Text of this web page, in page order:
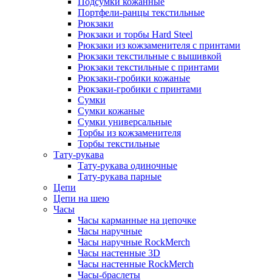
Портфели-ранцы текстильные
Рюкзаки
Рюкзаки и торбы Hard Steel
Рюкзаки из кожзаменителя с принтами
Рюкзаки текстильные с вышивкой
Рюкзаки текстильные с принтами
Рюкзаки-гробики кожаные
Рюкзаки-гробики с принтами
Сумки
Сумки кожаные
Сумки универсальные
Торбы из кожзаменителя
Торбы текстильные
Тату-рукава
Тату-рукава одиночные
Тату-рукава парные
Цепи
Цепи на шею
Часы
Часы карманные на цепочке
Часы наручные
Часы наручные RockMerch
Часы настенные 3D
Часы настенные RockMerch
Часы-браслеты